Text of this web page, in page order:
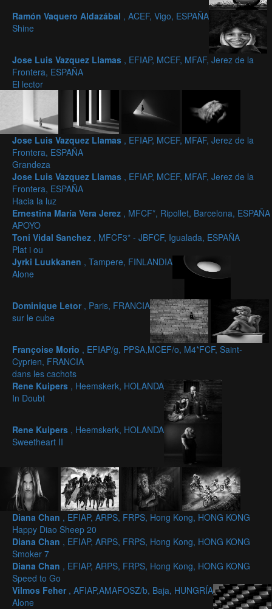
Ramón Vaquero Aldazábal , ACEF, Vigo, ESPAÑA
Shine
Jose Luis Vazquez Llamas , EFIAP, MCEF, MFAF, Jerez de la
Frontera, ESPAÑA
El lector
Jose Luis Vazquez Llamas , EFIAP, MCEF, MFAF, Jerez de la
Frontera, ESPAÑA
Grandeza
Jose Luis Vazquez Llamas , EFIAP, MCEF, MFAF, Jerez de la
Frontera, ESPAÑA
Hacia la luz
Ernestina María Vera Jerez , MFCF*, Ripollet, Barcelona, ESPAÑA
APOYO
Toni Vidal Sanchez , MFCF3* - JBFCF, Igualada, ESPAÑA
Plat i ou
Jyrki Luukkanen , Tampere, FINLANDIA
Alone
Dominique Letor , Paris, FRANCIA
sur le cube
Françoise Morio , EFIAP/g, PPSA,MCEF/o, M4*FCF, Saint-
Cyprien, FRANCIA
dans les cachots
Rene Kuipers , Heemskerk, HOLANDA
In Doubt
Rene Kuipers , Heemskerk, HOLANDA
Sweetheart II
Diana Chan , EFIAP, ARPS, FRPS, Hong Kong, HONG KONG
Happy Diao Sheep 20
Diana Chan , EFIAP, ARPS, FRPS, Hong Kong, HONG KONG
Smoker 7
Diana Chan , EFIAP, ARPS, FRPS, Hong Kong, HONG KONG
Speed to Go
Vilmos Feher , AFIAP,AMAFOSZ/b, Baja, HUNGRÍA
Alone